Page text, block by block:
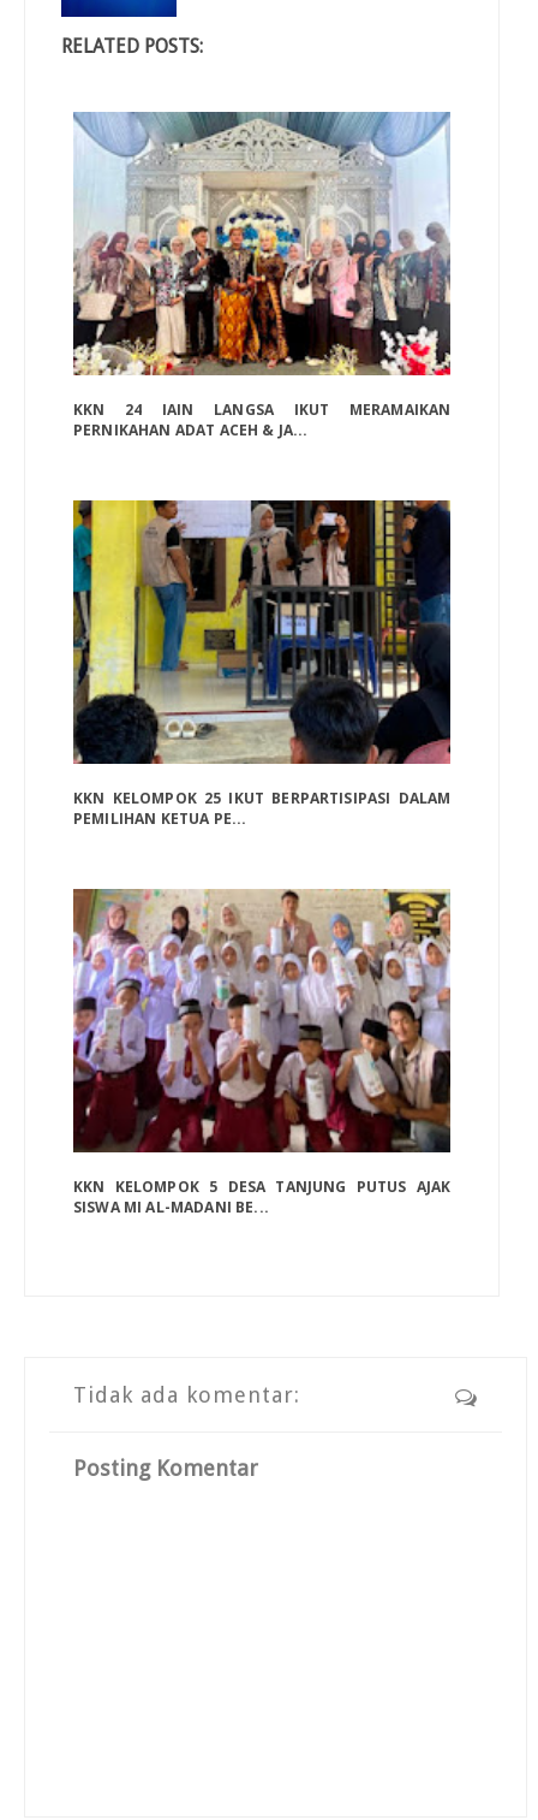
RELATED POSTS:
KKN 24 IAIN LANGSA IKUT MERAMAIKAN
PERNIKAHAN ADAT ACEH & JA...
KKN KELOMPOK 25 IKUT BERPARTISIPASI DALAM
PEMILIHAN KETUA PE...
KKN KELOMPOK 5 DESA TANJUNG PUTUS AJAK
SISWA MI AL-MADANI BE...
Tidak ada komentar:
Posting Komentar